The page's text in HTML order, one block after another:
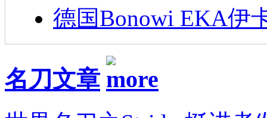
德国Bonowi EKA伊
名刀文章